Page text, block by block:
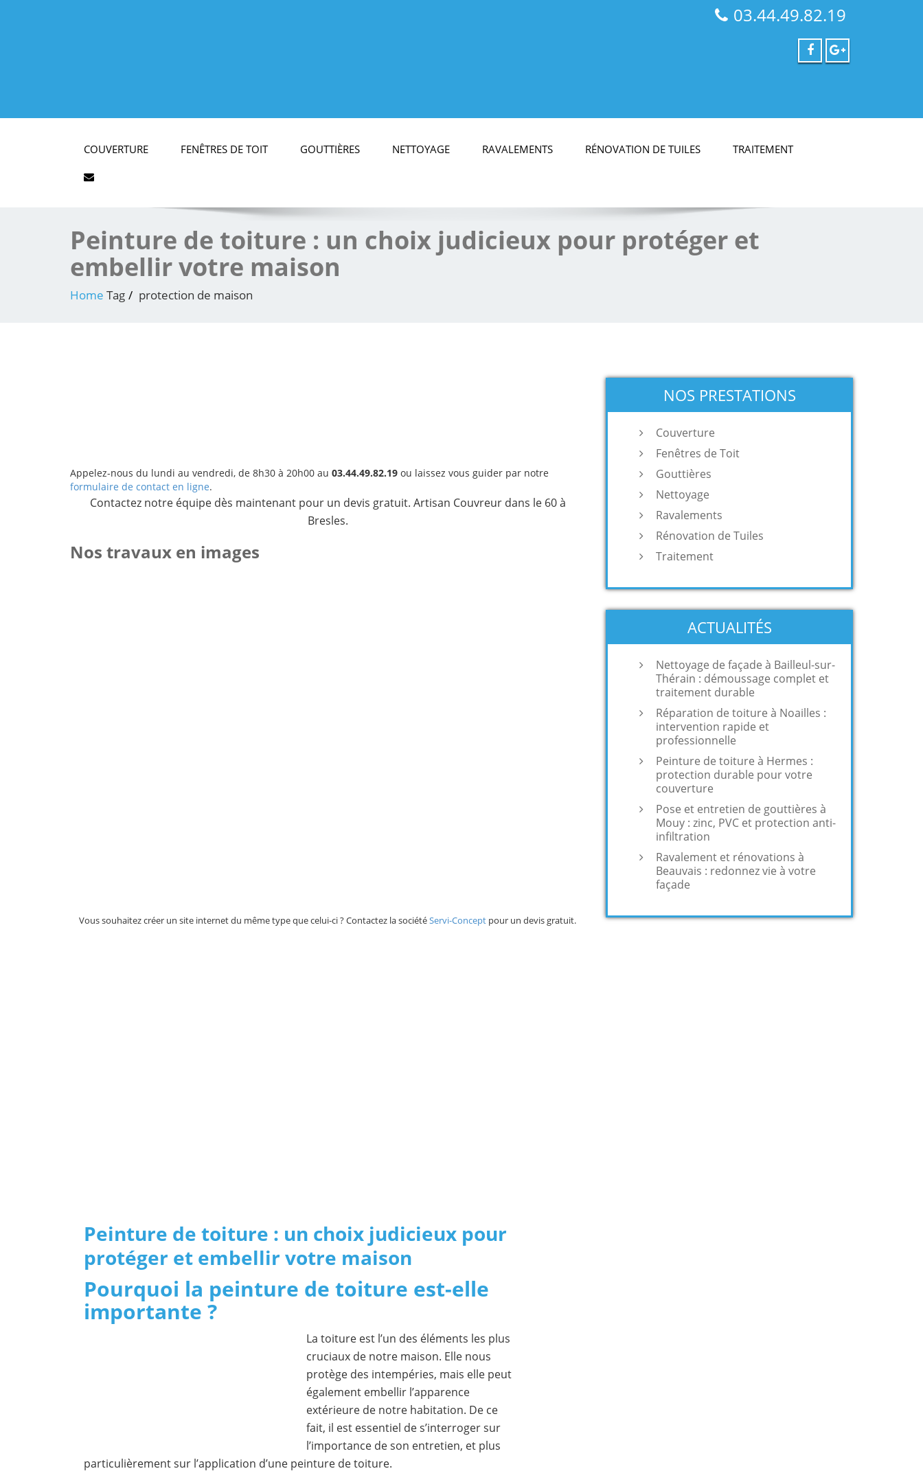
03.44.49.82.19
COUVERTURE FENÊTRES DE TOIT GOUTTIÈRES NETTOYAGE RAVALEMENTS RÉNOVATION DE TUILES TRAITEMENT
Peinture de toiture : un choix judicieux pour protéger et
embellir votre maison
Home Tag protection de maison
Appelez-nous du lundi au vendredi, de 8h30 à 20h00 au 03.44.49.82.19 ou laissez vous guider par notre
formulaire de contact en ligne.
Contactez notre équipe dès maintenant pour un devis gratuit. Artisan Couvreur dans le 60 à
Bresles.
Nos travaux en images
Vous souhaitez créer un site internet du même type que celui-ci ? Contactez la sociétéServi-Concept pour un devis gratuit.
Peinture de toiture : un choix judicieux pour
protéger et embellir votre maison
Pourquoi la peinture de toiture est-elle
importante ?
La toiture est l’un des éléments les plus
cruciaux de notre maison. Elle nous
protège des intempéries, mais elle peut
également embellir l’apparence
extérieure de notre habitation. De ce
fait, il est essentiel de s’interroger sur
l’importance de son entretien, et plus
particulièrement sur l’application d’une peinture de toiture.
NOS PRESTATIONS
Couverture
Fenêtres de Toit
Gouttières
Nettoyage
Ravalements
Rénovation de Tuiles
Traitement
ACTUALITÉS
Nettoyage de façade à Bailleul-sur-
Thérain : démoussage complet et
traitement durable
Réparation de toiture à Noailles :
intervention rapide et
professionnelle
Peinture de toiture à Hermes :
protection durable pour votre
couverture
Pose et entretien de gouttières à
Mouy : zinc, PVC et protection anti-
infiltration
Ravalement et rénovations à
Beauvais : redonnez vie à votre
façade